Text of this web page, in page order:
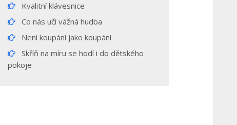
Kvalitní klávesnice
Co nás učí vážná hudba
Není koupání jako koupání
Skříň na míru se hodí i do dětského
pokoje